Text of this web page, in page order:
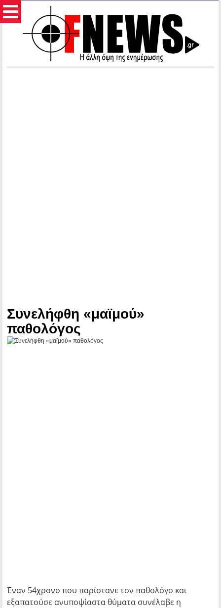
Συνελήφθη «μαϊμού»
παθολόγος
Έναν 54χρονο που παρίστανε τον παθολόγο και
εξαπατούσε ανυποψίαστα θύματα συνέλαβε η